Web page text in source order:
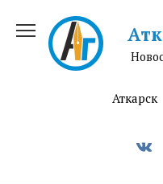
содержанию
Аткарск